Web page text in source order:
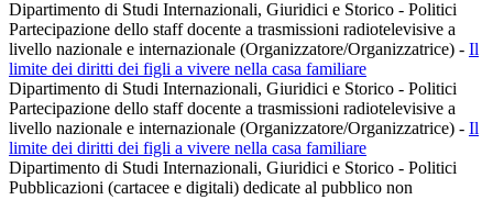
Dipartimento di Studi Internazionali, Giuridici e Storico - Politici
Partecipazione dello staff docente a trasmissioni radiotelevisive a
livello nazionale e internazionale (Organizzatore/Organizzatrice) - Il
limite dei diritti dei figli a vivere nella casa familiare
Dipartimento di Studi Internazionali, Giuridici e Storico - Politici
Partecipazione dello staff docente a trasmissioni radiotelevisive a
livello nazionale e internazionale (Organizzatore/Organizzatrice) - Il
limite dei diritti dei figli a vivere nella casa familiare
Dipartimento di Studi Internazionali, Giuridici e Storico - Politici
Pubblicazioni (cartacee e digitali) dedicate al pubblico non